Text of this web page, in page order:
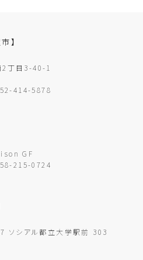
】
2丁目3-40-1
414-5878
GF
215-0724
ソシアル都立大学駅前 303